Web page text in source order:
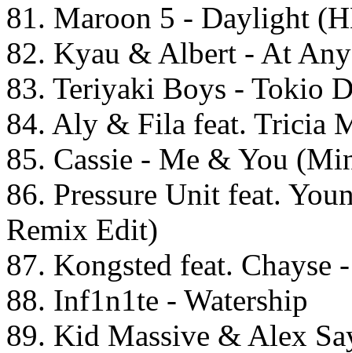
81. Maroon 5 - Daylight
82. Kyau & Albert - At
83. Teriyaki Boys - Tokio
84. Aly & Fila feat. Tricia
85. Cassie - Me & You
86. Pressure Unit feat.
Remix Edit)
87. Kongsted feat.
88. Inf1n1te - Watership
89. Kid Massive & Alex